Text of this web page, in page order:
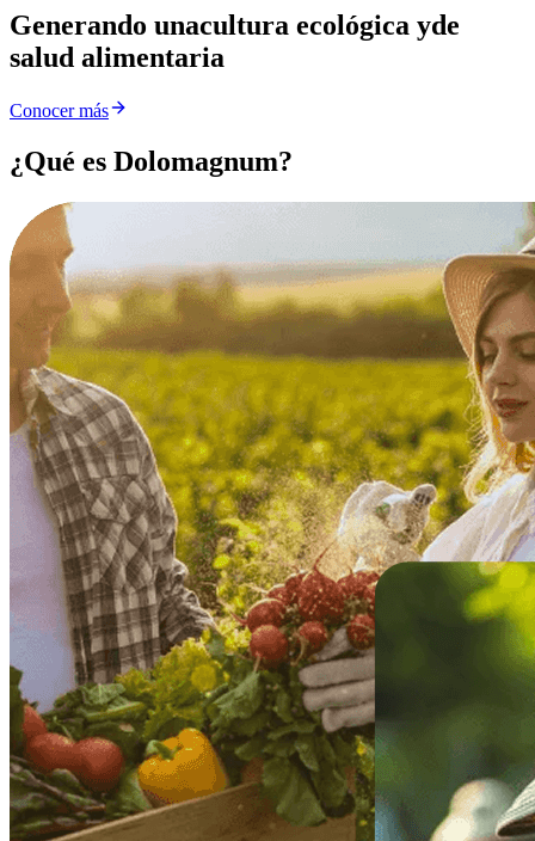
Generando unacultura ecológica yde
salud alimentaria
Conocer más
¿Qué es Dolomagnum?